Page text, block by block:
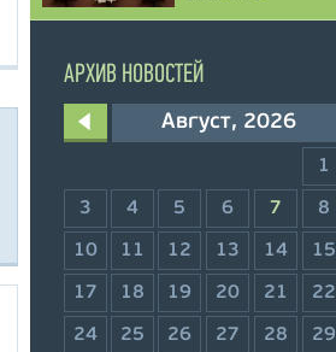
АРХИВ НОВОСТЕЙ
Август, 2026
1
3 4 5 6 7 8
10 11 12 13 14 15
17 18 19 20 21 22
24 25 26 27 28 29